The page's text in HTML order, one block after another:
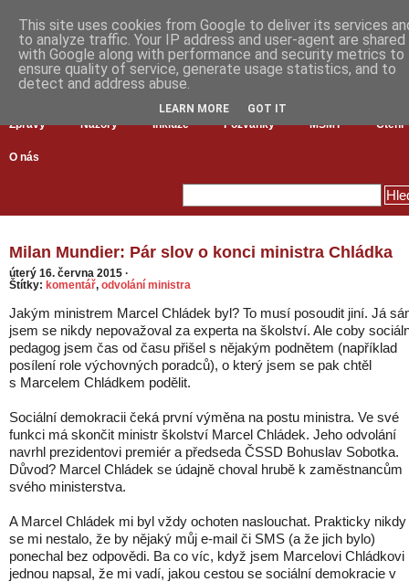
Zprávy Názory Inkluze Pozvánky MŠMT Čtení
O nás
Milan Mundier: Pár slov o konci ministra Chládka
úterý 16. června 2015 ·
Štítky: komentář, odvolání ministra
Jakým ministrem Marcel Chládek byl? To musí posoudit jiní. Já
jsem se nikdy nepovažoval za experta na školství. Ale coby
pedagog jsem čas od času přišel s nějakým podnětem (například
posílení role výchovných poradců), o který jsem se pak chtěl
s Marcelem Chládkem podělit.
Sociální demokracii čeká první výměna na postu ministra. Ve své
funkci má skončit ministr školství Marcel Chládek. Jeho odvolání
navrhl prezidentovi premiér a předseda ČSSD Bohuslav Sobotka.
Důvod? Marcel Chládek se údajně choval hrubě k zaměstnancům
svého ministerstva.
A Marcel Chládek mi byl vždy ochoten naslouchat. Prakticky nikdy
se mi nestalo, že by nějaký můj e-mail či SMS (a že jich bylo)
ponechal bez odpovědi. Ba co víc, když jsem Marcelovi Chládkovi
jednou napsal, že mi vadí, jakou cestou se sociální demokracie v
This site uses cookies from Google to deliver its services
to analyze traffic. Your IP address and user-agent are shared
with Google along with performance and security metrics to
ensure quality of service, generate usage statistics, and to
detect and address abuse.
LEARN MORE GOT IT